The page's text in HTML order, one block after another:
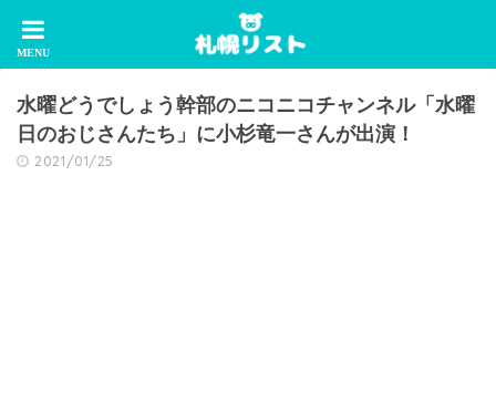
水曜どうでしょう幹部のニコニコチャンネル「水曜
日のおじさんたち」に小杉竜一さんが出演！
2021/01/25